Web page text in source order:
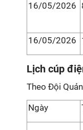
16/05/2026
16/05/2026
Lịch cúp
Theo Đội
Ngày